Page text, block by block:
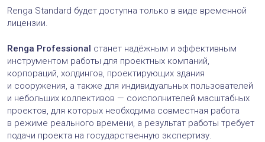
Renga Standard будет доступна только в виде временной
лицензии.
Renga Professional станет надёжным и эффективным
инструментом работы для проектных компаний,
корпораций, холдингов, проектирующих здания
и сооружения, а также для индивидуальных пользователей
и небольших коллективов — соисполнителей масштабных
проектов, для которых необходима совместная работа
в режиме реального времени, а результат работы требует
подачи проекта на государственную экспертизу.